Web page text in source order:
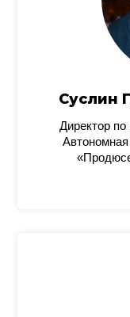
Суслин
Директор
Автономная